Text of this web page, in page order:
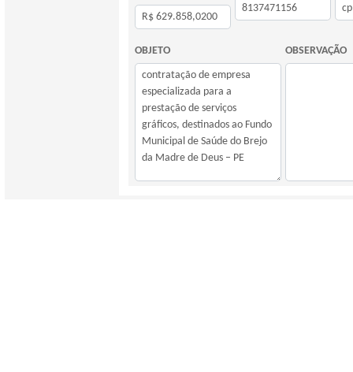
OBJETO OBSERVAÇÃO